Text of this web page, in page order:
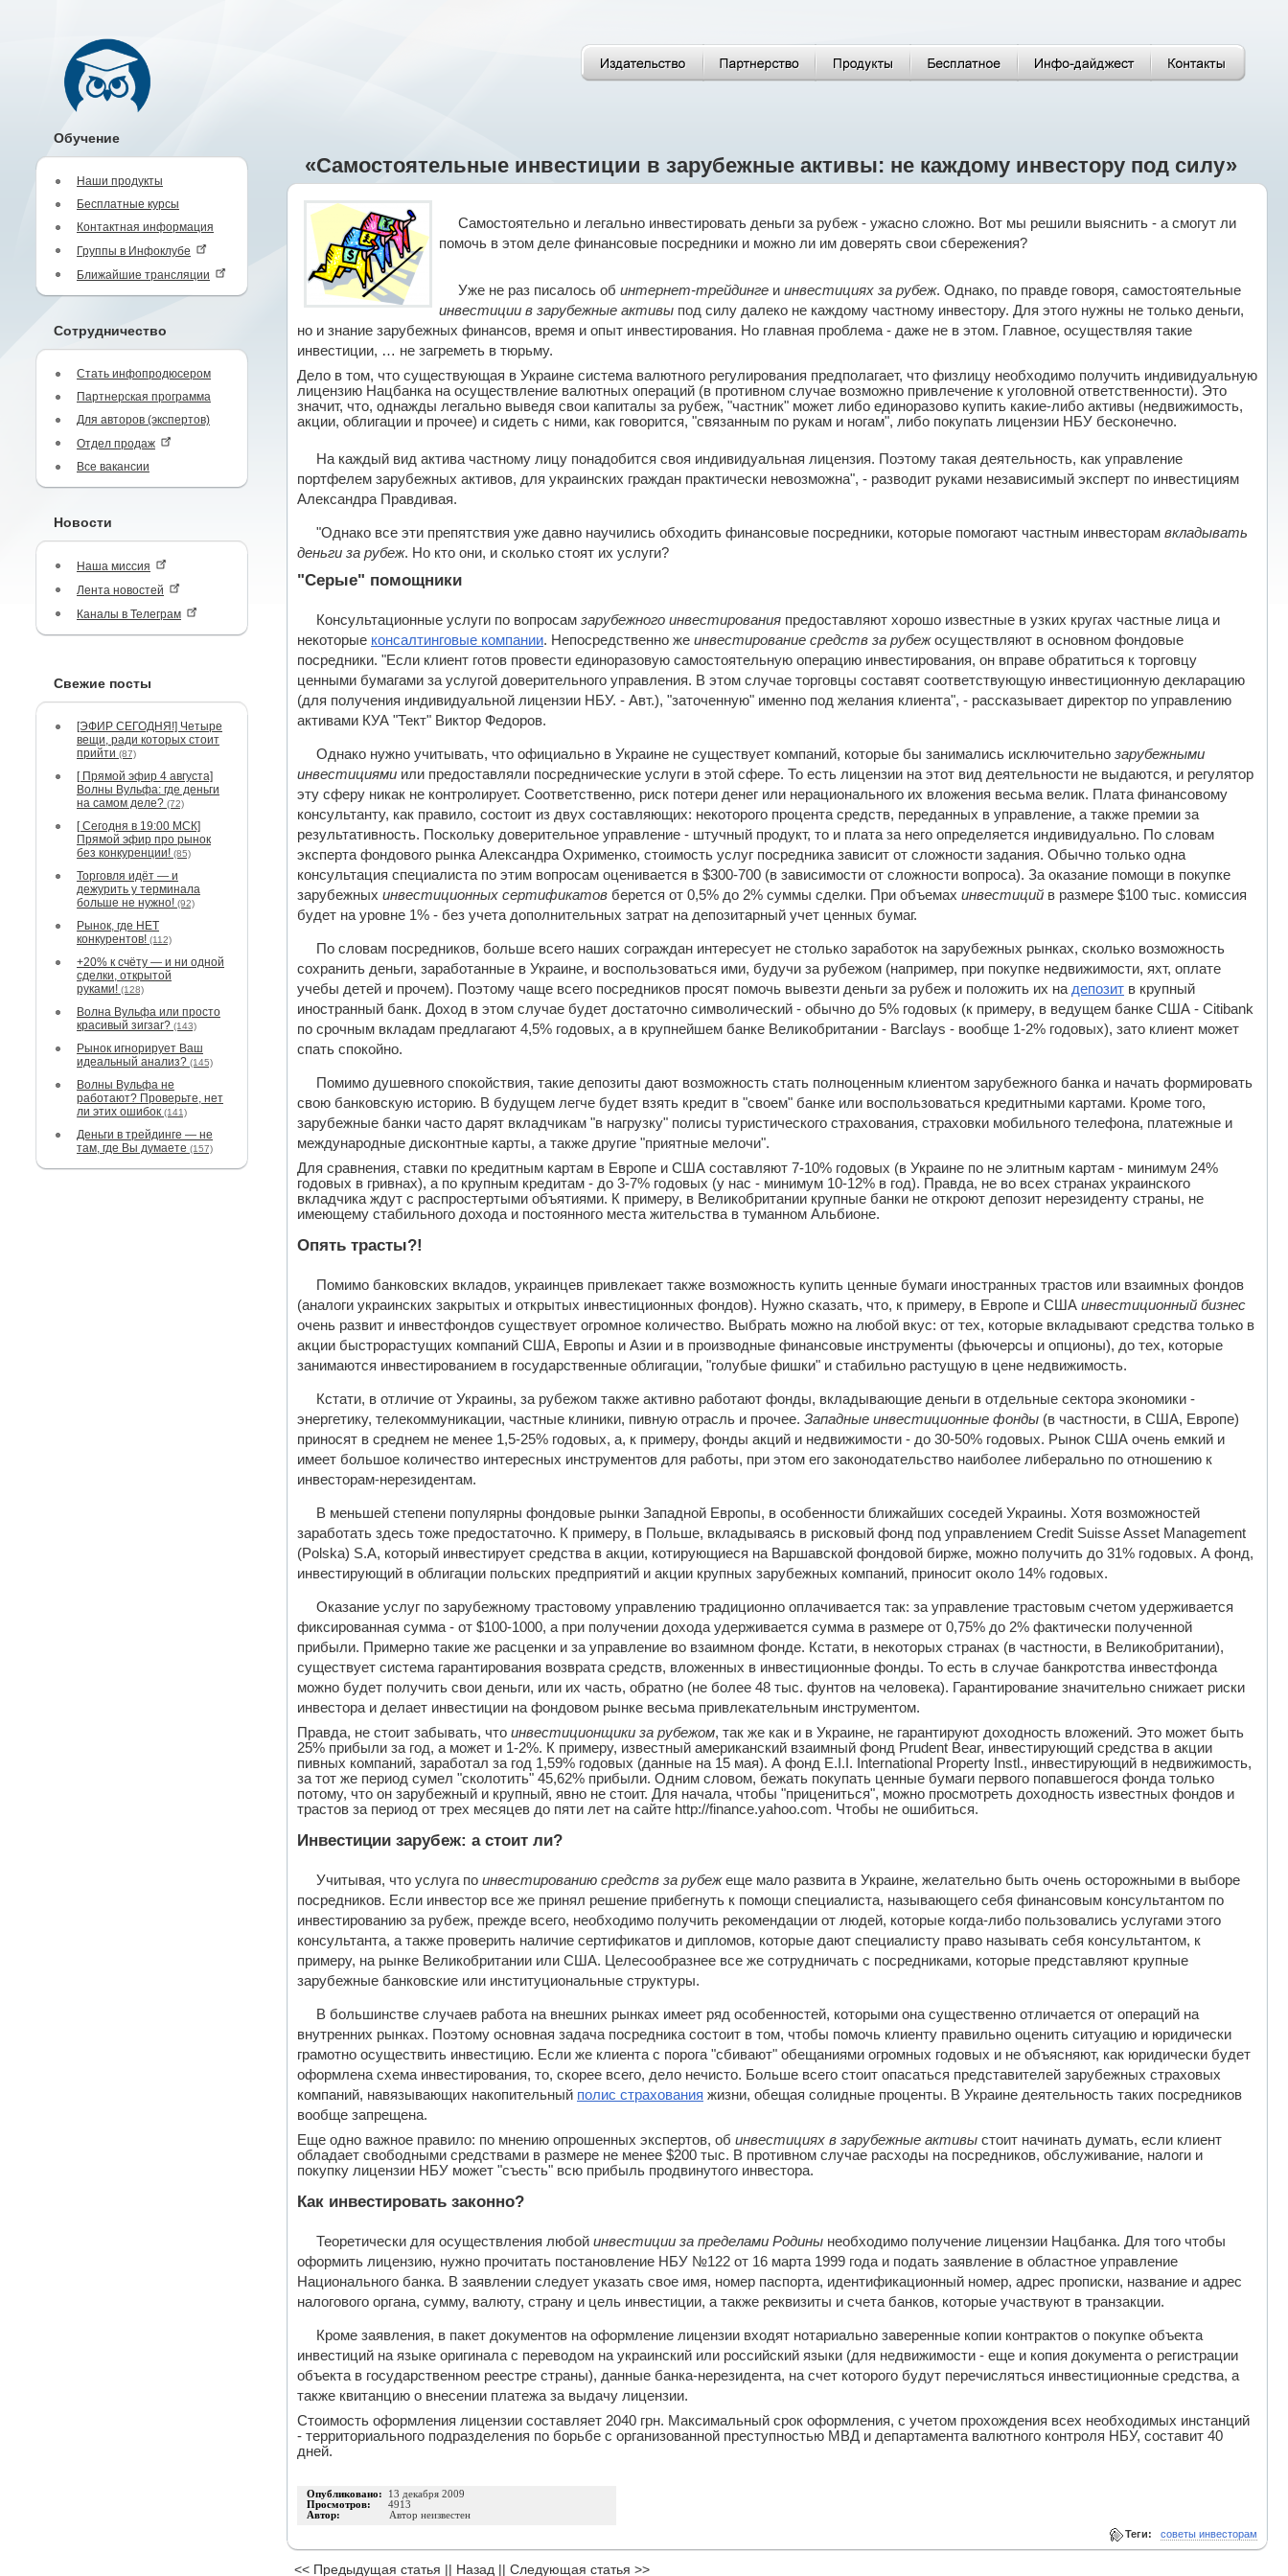
Обучение
Наши продукты
Бесплатные курсы
Контактная информация
Группы в Инфоклубе
Ближайшие трансляции
Сотрудничество
Стать инфопродюсером
Партнерская программа
Для авторов (экспертов)
Отдел продаж
Все вакансии
Новости
Наша миссия
Лента новостей
Каналы в Телеграм
Свежие посты
[ЭФИР СЕГОДНЯ!] Четыре
вещи, ради которых стоит
прийти (87)
[ Прямой эфир 4 августа]
Волны Вульфа: где деньги
на самом деле? (72)
[ Сегодня в 19:00 МСК]
Прямой эфир про рынок
без конкуренции! (85)
Торговля идёт — и
дежурить у терминала
больше не нужно! (92)
Рынок, где НЕТ
конкурентов! (112)
+20% к счёту — и ни одной
сделки, открытой
руками! (128)
Волна Вульфа или просто
красивый зигзаг? (143)
Рынок игнорирует Ваш
идеальный анализ? (145)
Волны Вульфа не
работают? Проверьте, нет
ли этих ошибок (141)
Деньги в трейдинге — не
там, где Вы думаете (157)
«Самостоятельные инвестиции в зарубежные активы: не каждому инвестору под силу»
Самостоятельно и легально инвестировать деньги за рубеж - ужасно сложно. Вот мы решили выяснить - а смогут ли
помочь в этом деле финансовые посредники и можно ли им доверять свои сбережения?
Уже не раз писалось об интернет-трейдинге и инвестициях за рубеж. Однако, по правде говоря, самостоятельные
инвестиции в зарубежные активы под силу далеко не каждому частному инвестору. Для этого нужны не только деньги,
но и знание зарубежных финансов, время и опыт инвестирования. Но главная проблема - даже не в этом. Главное, осуществляя такие
инвестиции, … не загреметь в тюрьму.
Дело в том, что существующая в Украине система валютного регулирования предполагает, что физлицу необходимо получить индивидуальную
лицензию Нацбанка на осуществление валютных операций (в противном случае возможно привлечение к уголовной ответственности). Это
значит, что, однажды легально выведя свои капиталы за рубеж, "частник" может либо единоразово купить какие-либо активы (недвижимость,
акции, облигации и прочее) и сидеть с ними, как говорится, "связанным по рукам и ногам", либо покупать лицензии НБУ бесконечно.
На каждый вид актива частному лицу понадобится своя индивидуальная лицензия. Поэтому такая деятельность, как управление
портфелем зарубежных активов, для украинских граждан практически невозможна", - разводит руками независимый эксперт по инвестициям
Александра Правдивая.
"Однако все эти препятствия уже давно научились обходить финансовые посредники, которые помогают частным инвесторам вкладывать
деньги за рубеж. Но кто они, и сколько стоят их услуги?
"Серые" помощники
Консультационные услуги по вопросам зарубежного инвестирования предоставляют хорошо известные в узких кругах частные лица и
некоторые консалтинговые компании. Непосредственно же инвестирование средств за рубежосуществляют в основном фондовые
посредники. "Если клиент готов провести единоразовую самостоятельную операцию инвестирования, он вправе обратиться к торговцу
ценными бумагами за услугой доверительного управления. В этом случае торговцы составят соответствующую инвестиционную декларацию
(для получения индивидуальной лицензии НБУ. - Авт.), "заточенную" именно под желания клиента", - рассказывает директор по управлению
активами КУА "Тект" Виктор Федоров.
Однако нужно учитывать, что официально в Украине не существует компаний, которые бы занимались исключительно зарубежными
инвестициями или предоставляли посреднические услуги в этой сфере. То есть лицензии на этот вид деятельности не выдаются, и регулятор
эту сферу никак не контролирует. Соответственно, риск потери денег или нерационального их вложения весьма велик. Плата финансовому
консультанту, как правило, состоит из двух составляющих: некоторого процента средств, переданных в управление, а также премии за
результативность. Поскольку доверительное управление - штучный продукт, то и плата за него определяется индивидуально. По словам
эксперта фондового рынка Александра Охрименко, стоимость услуг посредника зависит от сложности задания. Обычно только одна
консультация специалиста по этим вопросам оценивается в $300-700 (в зависимости от сложности вопроса). За оказание помощи в покупке
зарубежных инвестиционных сертификатов берется от 0,5% до 2% суммы сделки. При объемах инвестиций в размере $100 тыс. комиссия
будет на уровне 1% - без учета дополнительных затрат на депозитарный учет ценных бумаг.
По словам посредников, больше всего наших сограждан интересует не столько заработок на зарубежных рынках, сколько возможность
сохранить деньги, заработанные в Украине, и воспользоваться ими, будучи за рубежом (например, при покупке недвижимости, яхт, оплате
учебы детей и прочем). Поэтому чаще всего посредников просят помочь вывезти деньги за рубеж и положить их на депозит в крупный
иностранный банк. Доход в этом случае будет достаточно символический - обычно до 5% годовых (к примеру, в ведущем банке США - Citibank
по срочным вкладам предлагают 4,5% годовых, а в крупнейшем банке Великобритании - Barclays - вообще 1-2% годовых), зато клиент может
спать спокойно.
Помимо душевного спокойствия, такие депозиты дают возможность стать полноценным клиентом зарубежного банка и начать формировать
свою банковскую историю. В будущем легче будет взять кредит в "своем" банке или воспользоваться кредитными картами. Кроме того,
зарубежные банки часто дарят вкладчикам "в нагрузку" полисы туристического страхования, страховки мобильного телефона, платежные и
международные дисконтные карты, а также другие "приятные мелочи".
Для сравнения, ставки по кредитным картам в Европе и США составляют 7-10% годовых (в Украине по не элитным картам - минимум 24%
годовых в гривнах), а по крупным кредитам - до 3-7% годовых (у нас - минимум 10-12% в год). Правда, не во всех странах украинского
вкладчика ждут с распростертыми объятиями. К примеру, в Великобритании крупные банки не откроют депозит нерезиденту страны, не
имеющему стабильного дохода и постоянного места жительства в туманном Альбионе.
Опять трасты?!
Помимо банковских вкладов, украинцев привлекает также возможность купить ценные бумаги иностранных трастов или взаимных фондов
(аналоги украинских закрытых и открытых инвестиционных фондов). Нужно сказать, что, к примеру, в Европе и США инвестиционный бизнес
очень развит и инвестфондов существует огромное количество. Выбрать можно на любой вкус: от тех, которые вкладывают средства только в
акции быстрорастущих компаний США, Европы и Азии и в производные финансовые инструменты (фьючерсы и опционы), до тех, которые
занимаются инвестированием в государственные облигации, "голубые фишки" и стабильно растущую в цене недвижимость.
Кстати, в отличие от Украины, за рубежом также активно работают фонды, вкладывающие деньги в отдельные сектора экономики -
энергетику, телекоммуникации, частные клиники, пивную отрасль и прочее. Западные инвестиционные фонды (в частности, в США, Европе)
приносят в среднем не менее 1,5-25% годовых, а, к примеру, фонды акций и недвижимости - до 30-50% годовых. Рынок США очень емкий и
имеет большое количество интересных инструментов для работы, при этом его законодательство наиболее либерально по отношению к
инвесторам-нерезидентам.
В меньшей степени популярны фондовые рынки Западной Европы, в особенности ближайших соседей Украины. Хотя возможностей
заработать здесь тоже предостаточно. К примеру, в Польше, вкладываясь в рисковый фонд под управлением Credit Suisse Asset Management
(Polska) S.A, который инвестирует средства в акции, котирующиеся на Варшавской фондовой бирже, можно получить до 31% годовых. А фонд,
инвестирующий в облигации польских предприятий и акции крупных зарубежных компаний, приносит около 14% годовых.
Оказание услуг по зарубежному трастовому управлению традиционно оплачивается так: за управление трастовым счетом удерживается
фиксированная сумма - от $100-1000, а при получении дохода удерживается сумма в размере от 0,75% до 2% фактически полученной
прибыли. Примерно такие же расценки и за управление во взаимном фонде. Кстати, в некоторых странах (в частности, в Великобритании),
существует система гарантирования возврата средств, вложенных в инвестиционные фонды. То есть в случае банкротства инвестфонда
можно будет получить свои деньги, или их часть, обратно (не более 48 тыс. фунтов на человека). Гарантирование значительно снижает риски
инвестора и делает инвестиции на фондовом рынке весьма привлекательным инструментом.
Правда, не стоит забывать, что инвестиционщики за рубежом, так же как и в Украине, не гарантируют доходность вложений. Это может быть
25% прибыли за год, а может и 1-2%. К примеру, известный американский взаимный фонд Prudent Bear, инвестирующий средства в акции
пивных компаний, заработал за год 1,59% годовых (данные на 15 мая). А фонд E.I.I. International Property Instl., инвестирующий в недвижимость,
за тот же период сумел "сколотить" 45,62% прибыли. Одним словом, бежать покупать ценные бумаги первого попавшегося фонда только
потому, что он зарубежный и крупный, явно не стоит. Для начала, чтобы "прицениться", можно просмотреть доходность известных фондов и
трастов за период от трех месяцев до пяти лет на сайте http://finance.yahoo.com. Чтобы не ошибиться.
Инвестиции зарубеж: а стоит ли?
Учитывая, что услуга по инвестированию средств за рубежеще мало развита в Украине, желательно быть очень осторожными в выборе
посредников. Если инвестор все же принял решение прибегнуть к помощи специалиста, называющего себя финансовым консультантом по
инвестированию за рубеж, прежде всего, необходимо получить рекомендации от людей, которые когда-либо пользовались услугами этого
консультанта, а также проверить наличие сертификатов и дипломов, которые дают специалисту право называть себя консультантом, к
примеру, на рынке Великобритании или США. Целесообразнее все же сотрудничать с посредниками, которые представляют крупные
зарубежные банковские или институциональные структуры.
В большинстве случаев работа на внешних рынках имеет ряд особенностей, которыми она существенно отличается от операций на
внутренних рынках. Поэтому основная задача посредника состоит в том, чтобы помочь клиенту правильно оценить ситуацию и юридически
грамотно осуществить инвестицию. Если же клиента с порога "сбивают" обещаниями огромных годовых и не объясняют, как юридически будет
оформлена схема инвестирования, то, скорее всего, дело нечисто. Больше всего стоит опасаться представителей зарубежных страховых
компаний, навязывающих накопительный полис страхования жизни, обещая солидные проценты. В Украине деятельность таких посредников
вообще запрещена.
Еще одно важное правило: по мнению опрошенных экспертов, об инвестициях в зарубежные активы стоит начинать думать, если клиент
обладает свободными средствами в размере не менее $200 тыс. В противном случае расходы на посредников, обслуживание, налоги и
покупку лицензии НБУ может "съесть" всю прибыль продвинутого инвестора.
Как инвестировать законно?
Теоретически для осуществления любой инвестиции за пределами Родины необходимо получение лицензии Нацбанка. Для того чтобы
оформить лицензию, нужно прочитать постановление НБУ №122 от 16 марта 1999 года и подать заявление в областное управление
Национального банка. В заявлении следует указать свое имя, номер паспорта, идентификационный номер, адрес прописки, название и адрес
налогового органа, сумму, валюту, страну и цель инвестиции, а также реквизиты и счета банков, которые участвуют в транзакции.
Кроме заявления, в пакет документов на оформление лицензии входят нотариально заверенные копии контрактов о покупке объекта
инвестиций на языке оригинала с переводом на украинский или российский языки (для недвижимости - еще и копия документа о регистрации
объекта в государственном реестре страны), данные банка-нерезидента, на счет которого будут перечисляться инвестиционные средства, а
также квитанцию о внесении платежа за выдачу лицензии.
Стоимость оформления лицензии составляет 2040 грн. Максимальный срок оформления, с учетом прохождения всех необходимых инстанций
- территориального подразделения по борьбе с организованной преступностью МВД и департамента валютного контроля НБУ, составит 40
дней.
Опубликовано: 13 декабря 2009
Просмотров: 4913
Автор:
Автор неизвестен
Теги: советы инвесторам
<< Предыдущая статья || Назад || Следующая статья >>